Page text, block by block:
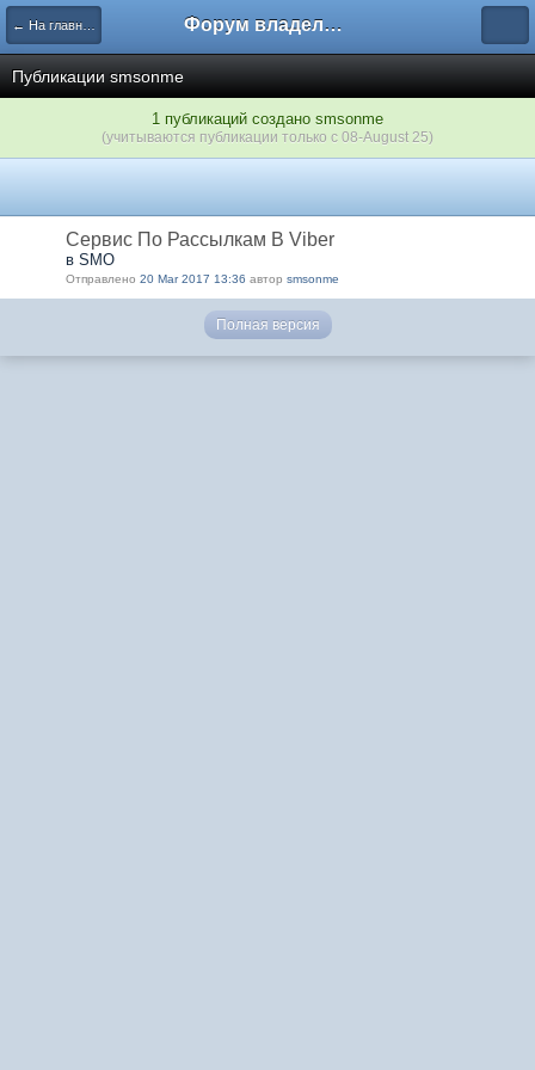
← На главную Форум владельцев интернет-магазинов
Публикации smsonme
1 публикаций создано smsonme
(учитываются публикации только с 08-August 25)
Сервис По Рассылкам В Viber
в SMO
Отправлено 20 Mar 2017 13:36 автор smsonme
Полная версия